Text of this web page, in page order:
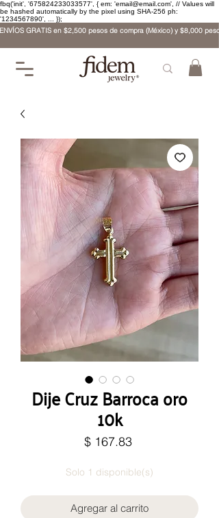
fbq('init', '675824233033577', { em: 'email@email.com', // Values will
be hashed automatically by the pixel using SHA-256 ph:
'1234567890', ... });
ENVÍOS GRATIS en $2,500 pesos de compra (México) y $8,000
Dije Cruz Barroca oro
10k
$ 167.83Precio
Solo 1 disponible(s)
Agregar al carrito